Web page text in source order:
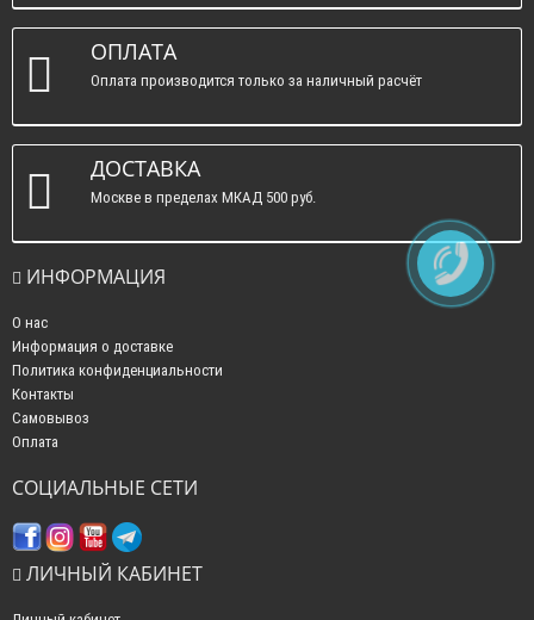
вс. : выходные.
ОПЛАТА
Оплата производится только за наличный расчёт
ДОСТАВКА
Москве в пределах МКАД 500 руб.
ИНФОРМАЦИЯ
О нас
Информация о доставке
Политика конфиденциальности
Контакты
Самовывоз
Оплата
СОЦИАЛЬНЫЕ СЕТИ
ЛИЧНЫЙ КАБИНЕТ